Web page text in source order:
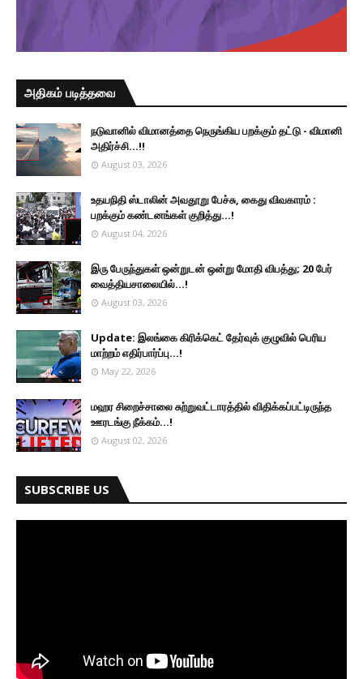
அதிகம் படித்தவை
நடுவானில் விமானத்தை நெருங்கிய பறக்கும் தட்டு - விமானி
அதிர்ச்சி...!!
August 03, 2026
உதயநிதி ஸ்டாலின் அவதூறு பேச்சு, கைது விவகாரம் :
பறக்கும் கண்டனங்கள் குறித்து...!
August 04, 2026
இரு ப‍ேருந்துகள் ஒன்றுடன் ஒன்று மோதி விபத்து; 20 பேர்
வைத்தியசாலையில்...!
August 03, 2026
Update: இலங்கை கிரிக்கெட் தேர்வுக் குழுவில் பெரிய
மாற்றம் எதிர்பார்ப்பு...!
May 22, 2026
மஹர சிறைச்சாலை சுற்றுவட்டாரத்தில் விதிக்கப்பட்டிருந்த
ஊரடங்கு நீக்கம்...!
August 02, 2026
SUBSCRIBE US